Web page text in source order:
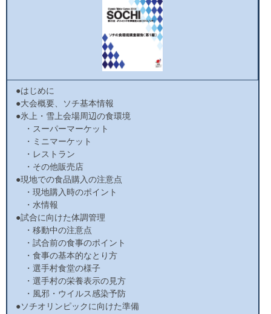
●はじめに
●大会概要、ソチ基本情報
●氷上・雪上会場周辺の食環境
・スーパーマーケット
・ミニマーケット
・レストラン
・その他販売店
●現地での食品購入の注意点
・現地購入時のポイント
・水情報
●試合に向けた体調管理
・移動中の注意点
・試合前の食事のポイント
・食事の基本的なとり方
・選手村食堂の様子
・選手村の栄養表示の見方
・風邪・ウイルス感染予防
●ソチオリンピックに向けた準備